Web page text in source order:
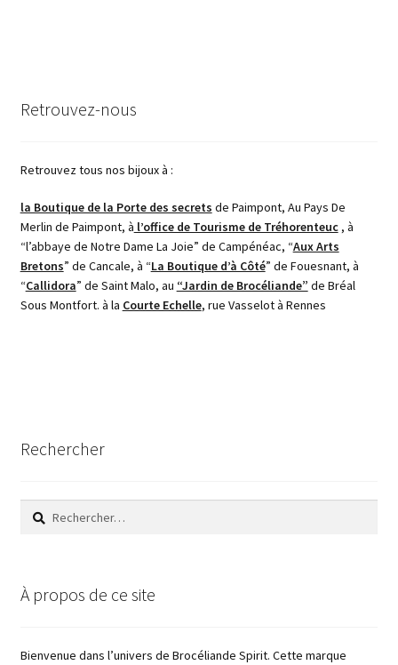
Retrouvez-nous
Retrouvez tous nos bijoux à :
la Boutique de la Porte des secrets de Paimpont, Au Pays De
Merlin de Paimpont, à l’office de Tourisme de Tréhorenteuc, à
“l’abbaye de Notre Dame La Joie” de Campénéac, “Aux Arts
Bretons” de Cancale, à “La Boutique d’à Côté” de Fouesnant, à
“Callidora” de Saint Malo, au “Jardin de Brocéliande” de Bréal
Sous Montfort. à la Courte Echelle, rue Vasselot à Rennes
Rechercher
Rechercher :
À propos de ce site
Bienvenue dans l’univers de Brocéliande Spirit. Cette marque